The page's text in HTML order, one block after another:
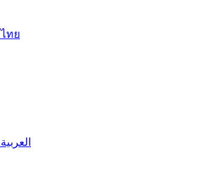
ไทย
العربية